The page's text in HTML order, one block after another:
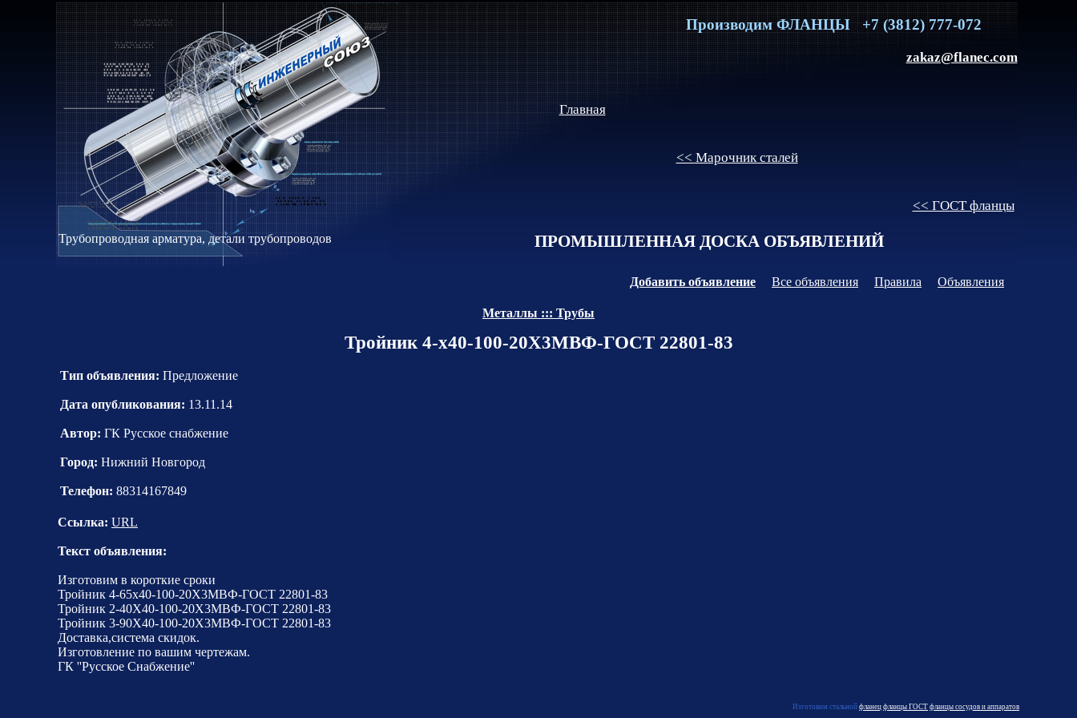
Трубопроводная арматура, детали трубопроводов
ПроизводимФЛАНЦЫ+7 (3812) 777-072
zakaz@flanec.com
Главная
<< Марочник сталей
<< ГОСТ фланцы
ПРОМЫШЛЕННАЯ ДОСКА ОБЪЯВЛЕНИЙ
Добавить объявление Все объявления Правила Объявления
Металлы ::: Трубы
Тройник 4-х40-100-20Х3МВФ-ГОСТ 22801-83
Тип объявления: Предложение
Дата опубликования: 13.11.14
Автор: ГК Русское снабжение
Город: Нижний Новгород
Телефон: 88314167849
Ссылка: URL
Текст объявления:
Изготовим в короткие сроки
Тройник 4-65х40-100-20Х3МВФ-ГОСТ 22801-83
Тройник 2-40Х40-100-20Х3МВФ-ГОСТ 22801-83
Тройник 3-90Х40-100-20Х3МВФ-ГОСТ 22801-83
Доставка,система скидок.
Изготовление по вашим чертежам.
ГК ''Русское Снабжение''
Изготовим стальной фланец фланцы ГОСТ фланцы сосудов и аппаратов